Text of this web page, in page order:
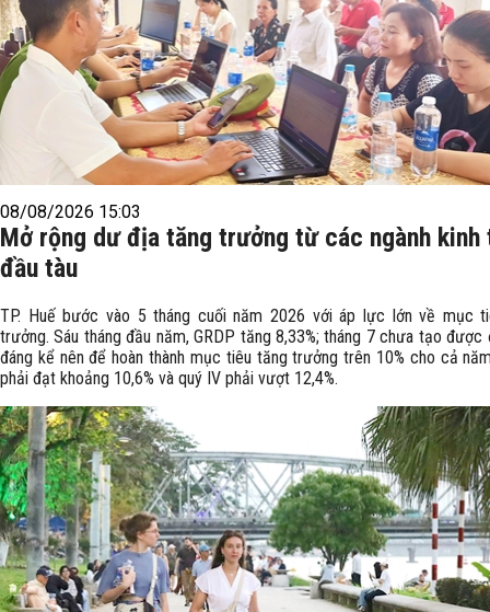
08/08/2026 15:03
Mở rộng dư địa tăng trưởng từ các ngành kinh
đầu tàu
TP. Huế bước vào 5 tháng cuối năm 2026 với áp lực lớn về mục
trưởng. Sáu tháng đầu năm, GRDP tăng 8,33%; tháng 7 chưa tạo được
đáng kể nên để hoàn thành mục tiêu tăng trưởng trên 10% cho cả
phải đạt khoảng 10,6% và quý IV phải vượt 12,4%.